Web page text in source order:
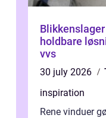
Blikkenslager viborg
holdbare
vvs
30 july 2026
inspiration
Rene vinduer